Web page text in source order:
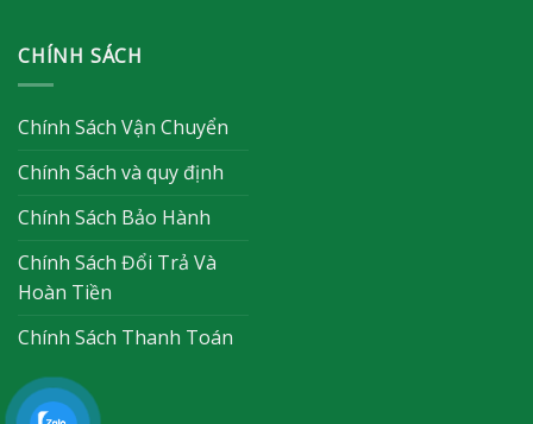
CHÍNH SÁCH
Chính Sách Vận Chuyển
Chính Sách và quy định
Chính Sách Bảo Hành
Chính Sách Đổi Trả Và
Hoàn Tiền
Chính Sách Thanh Toán